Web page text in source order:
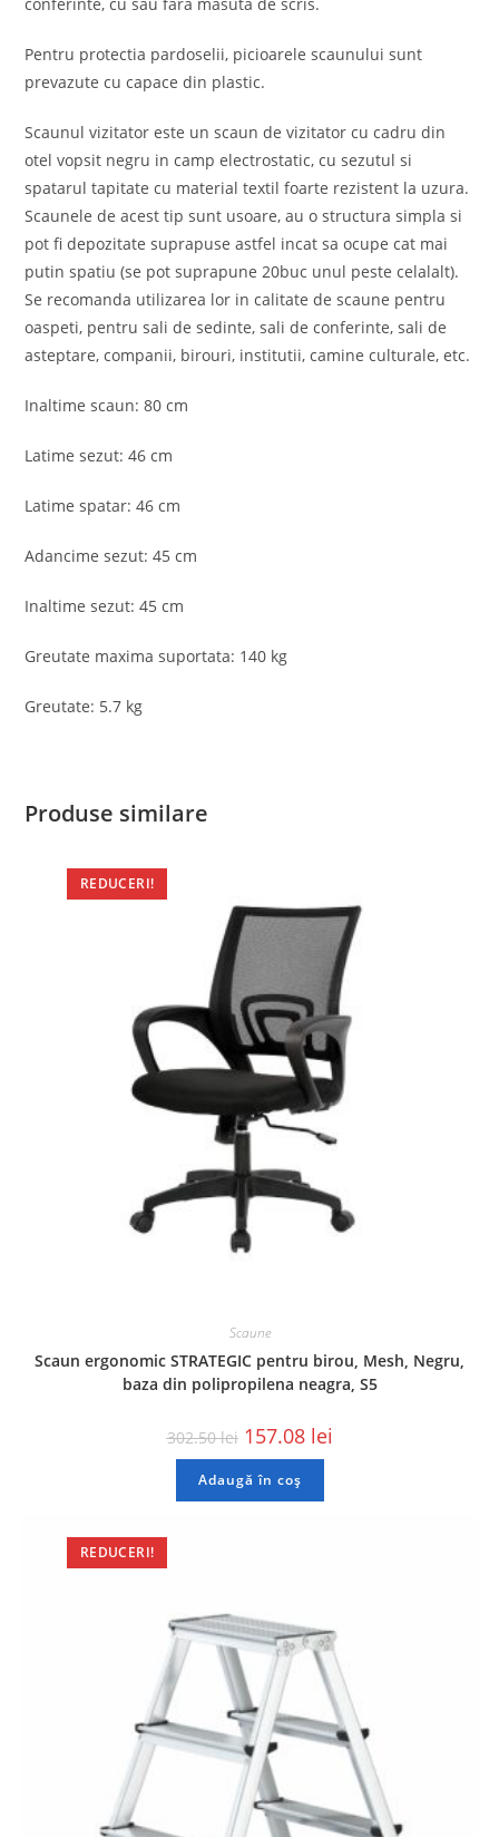
Pentru protectia pardoselii, picioarele scaunului sunt
prevazute cu capace din plastic.
Scaunul vizitator este un scaun de vizitator cu cadru din
otel vopsit negru in camp electrostatic, cu sezutul si
spatarul tapitate cu material textil foarte rezistent la uzura.
Scaunele de acest tip sunt usoare, au o structura simpla si
pot fi depozitate suprapuse astfel incat sa ocupe cat mai
putin spatiu (se pot suprapune 20buc unul peste celalalt).
Se recomanda utilizarea lor in calitate de scaune pentru
oaspeti, pentru sali de sedinte, sali de conferinte, sali de
asteptare, companii, birouri, institutii, camine culturale, etc.
Inaltime scaun: 80 cm
Latime sezut: 46 cm
Latime spatar: 46 cm
Adancime sezut: 45 cm
Inaltime sezut: 45 cm
Greutate maxima suportata: 140 kg
Greutate: 5.7 kg
Produse similare
REDUCERI!
Scaune
Scaun ergonomic STRATEGIC pentru birou, Mesh, Negru,
baza din polipropilena neagra, S5
302.50lei 157.08 lei
Adaugă în coș
REDUCERI!